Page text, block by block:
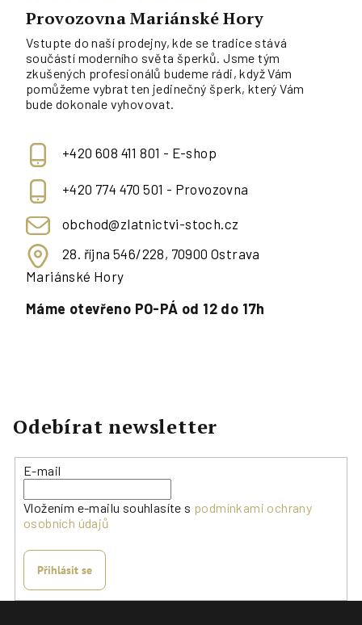
Provozovna Mariánské Hory
Vstupte do naší prodejny, kde se tradice stává
součástí moderního světa šperků. Jsme tým
zkušených profesionálů budeme rádi, když Vám
pomůžeme vybrat ten jedinečný šperk, který Vám
bude dokonale vyhovovat.
+420 608 411 801 - E-shop
+420 774 470 501 - Provozovna
obchod@zlatnictvi-stoch.cz
28. října 546/228, 70900 Ostrava
Mariánské Hory
Máme otevřeno PO-PÁ od 12 do 17h
Odebírat newsletter
E-mail
Vložením e-mailu souhlasíte s podmínkami ochrany
osobních údajů
Přihlásit se